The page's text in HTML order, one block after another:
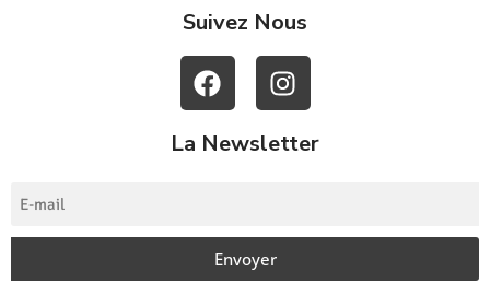
Suivez Nous
La Newsletter
Envoyer